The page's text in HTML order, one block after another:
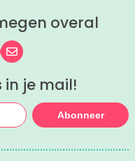
tips met je!
overal
Facebook
op Instagram
ons op Pinterest
Mail ons
je mail!
Abonneer